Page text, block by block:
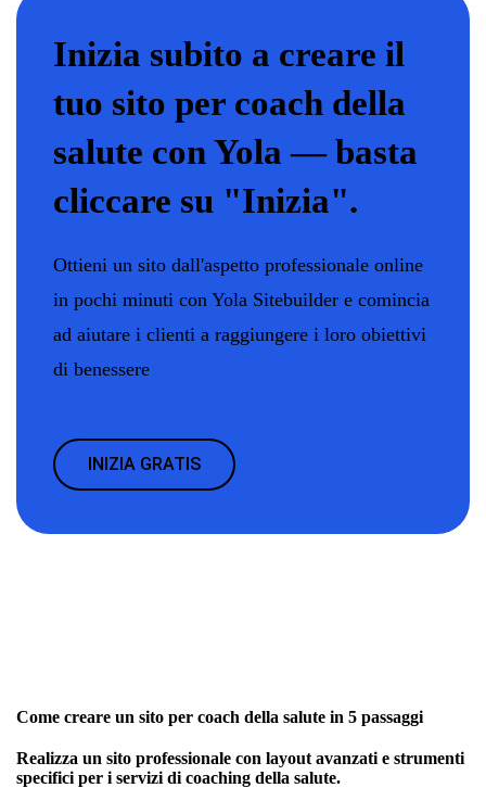
Inizia subito a creare il
tuo sito per coach della
salute con Yola — basta
cliccare su "Inizia".
Ottieni un sito dall'aspetto professionale online
in pochi minuti con Yola Sitebuilder e comincia
ad aiutare i clienti a raggiungere i loro obiettivi
di benessere
INIZIA GRATIS
Come creare un sito per coach della salute in 5 passaggi
Realizza un sito professionale con layout avanzati e strumenti
specifici per i servizi di coaching della salute.